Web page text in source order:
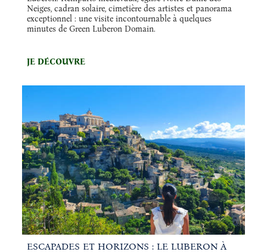
Neiges, cadran solaire, cimetière des artistes et panorama
exceptionnel : une visite incontournable à quelques
minutes de Green Luberon Domain.
JE DÉCOUVRE
ESCAPADES ET HORIZONS : LE LUBERON À